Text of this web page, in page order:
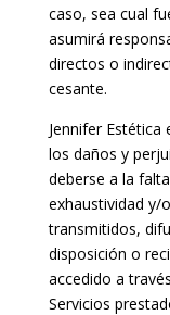
caso, sea cual
asumirá
directos o
cesante.
Jennifer Estética
los daños y
deberse a la
exhaustividad y/
transmitidos,
disposición o
accedido a
Servicios